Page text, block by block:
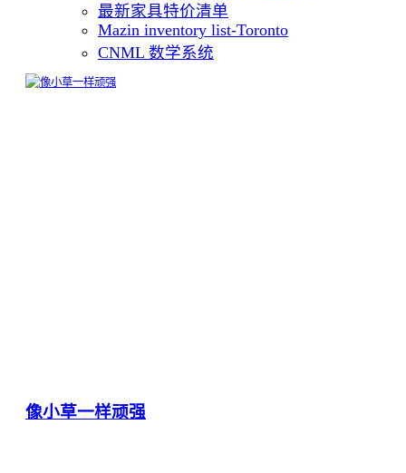
最新家具特价清单
Mazin inventory list-Toronto
CNML 数学系统
像小草一样顽强